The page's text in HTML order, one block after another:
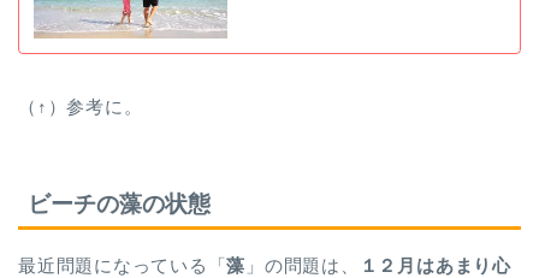
（↑）参考に。
ビーチの藻の状態
最近問題になっている「藻 」の問題は、
１２月はあまり心